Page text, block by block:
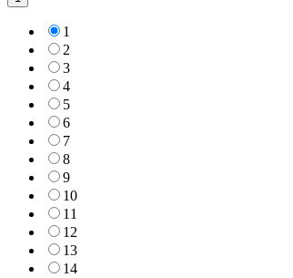
1
2
3
4
5
6
7
8
9
10
11
12
13
14